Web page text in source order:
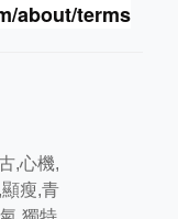
about/terms